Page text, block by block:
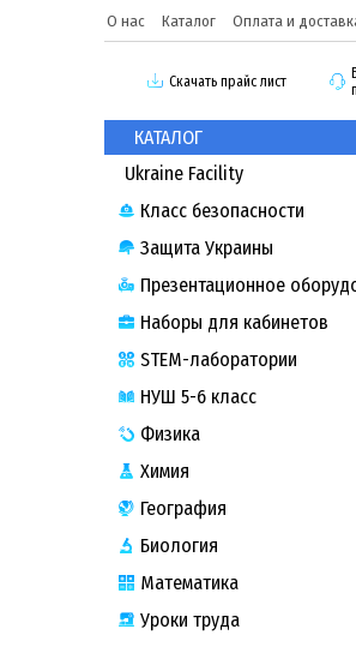
О нас Каталог Оплата и
Скачать прайс лист
КАТАЛОГ
Ukraine Facility
Класс безопасности
Защита Украины
Презентационное
Наборы для кабинетов
STEM-лаборатории
НУШ 5-6 класс
Физика
Химия
География
Биология
Математика
Уроки труда